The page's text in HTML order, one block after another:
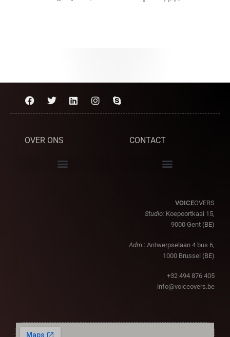
OVER ONS CONTACT
VOICEOVERS
Studio: Koepoortkaai 15,
9000 Gent (BE)
Adm. : Antwerpselaan 4 bus 6,
1000 Brussel (BE)
+32 494 876 405
info@voiceovers.be